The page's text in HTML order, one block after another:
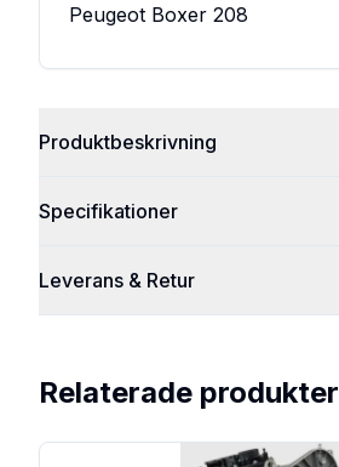
Peugeot Boxer 208
Produktbeskrivning
Specifikationer
Leverans & Retur
Relaterade produkter